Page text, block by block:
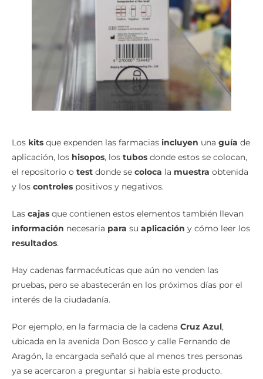
Los kits que expenden las farmacias incluyen una guía de
aplicación, los hisopos, los tubos donde estos se colocan,
el repositorio o test donde se coloca la muestra obtenida
y los controles positivos y negativos.
Las cajas que contienen estos elementos también llevan
información necesaria para su aplicación y cómo leer los
resultados.
Hay cadenas farmacéuticas que aún no venden las
pruebas, pero se abastecerán en los próximos días por el
interés de la ciudadanía.
Por ejemplo, en la farmacia de la cadena Cruz Azul,
ubicada en la avenida Don Bosco y calle Fernando de
Aragón, la encargada señaló que al menos tres personas
ya se acercaron a preguntar si había este producto.